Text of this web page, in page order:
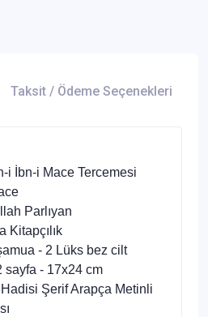
Taksit / Ödeme Seçenekleri
i Mace Tercemesi
Parlıyan
- 2 Lüks bez cilt
- 17x24 cm
Şerif Arapça Metinli